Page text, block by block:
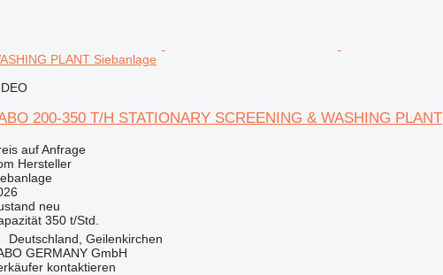
PLANT Siebanlage
200-350 T/H STATIONARY SCREENING & WASHING PLANT
auf Anfrage
Hersteller
neu
350 t/Std.
Deutschland, Geilenkirchen
GERMANY GmbH
kontaktieren